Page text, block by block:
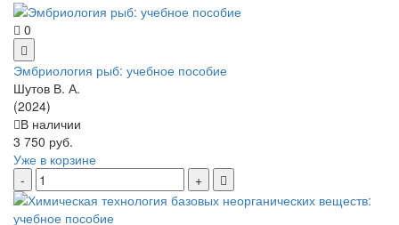
0
Эмбриология рыб: учебное пособие
Шутов В. А.
(2024)
В наличии
3 750 руб.
Уже в корзине